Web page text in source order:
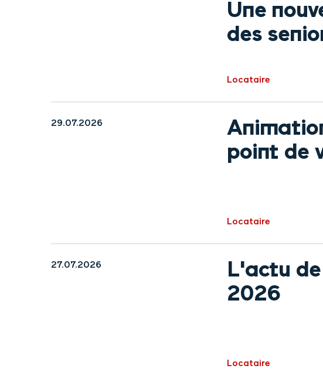
Une
des
Locataire
29.07.2026
point de
Locataire
27.07.2026
L'actu
2026
Locataire